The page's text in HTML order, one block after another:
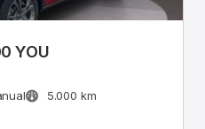
YOU
5.000 km